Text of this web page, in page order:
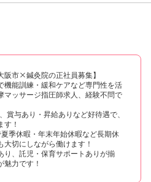
阪市×鍼灸院の正社員募集】
機能訓練・緩和ケアなど専門性を活
マッサージ指圧師求人、経験不問で
賞与あり・昇給ありなど好待遇で、
！
季休暇・年末年始休暇など長期休
切にしながら働けます！
り、託児・保育サポートありが揃
力です！